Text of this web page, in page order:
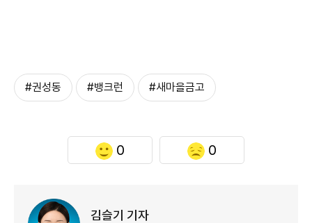
#권성동 #뱅크런 #새마을금고
0 0
김슬기 기자